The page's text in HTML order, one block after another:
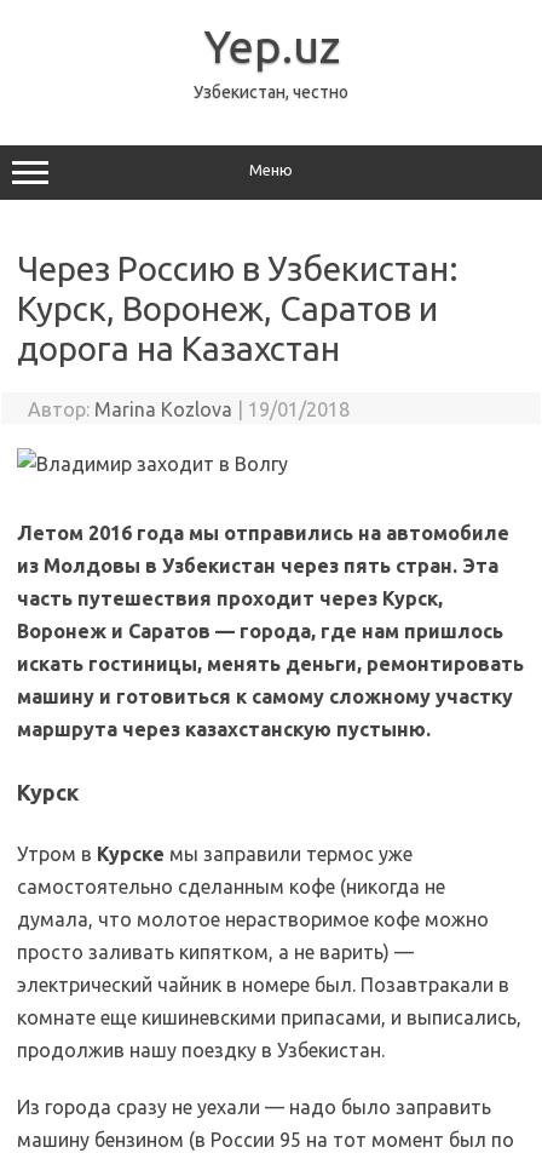
Yep.uz
Узбекистан, честно
Меню
Через Россию в Узбекистан:
Курск, Воронеж, Саратов и
дорога на Казахстан
Автор: Marina Kozlova 19/01/2018
Летом 2016 года мы отправились на автомобиле
из Молдовы в Узбекистан через пять стран. Эта
часть путешествия проходит через Курск,
Воронеж и Саратов — города, где нам пришлось
искать гостиницы, менять деньги, ремонтировать
машину и готовиться к самому сложному участку
маршрута через казахстанскую пустыню.
Курск
Утром в Курске мы заправили термос уже
самостоятельно сделанным кофе (никогда не
думала, что молотое нерастворимое кофе можно
просто заливать кипятком, а не варить) —
электрический чайник в номере был. Позавтракали в
комнате еще кишиневскими припасами, и выписались,
продолжив нашу поездку в Узбекистан.
Из города сразу не уехали — надо было заправить
машину бензином (в России 95 на тот момент был по